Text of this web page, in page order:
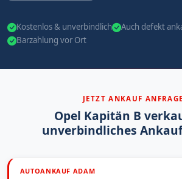
Kostenlos & unverbindlich
Auch defekt
Barzahlung vor Ort
JETZT ANKAUF
Opel Kapitän B
unverbindliches
AUTOANKAUF ADAM